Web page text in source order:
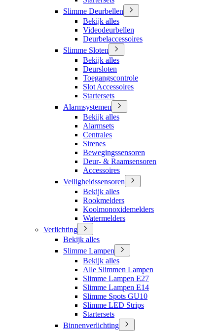
Slimme Deurbellen
Bekijk alles
Videodeurbellen
Deurbelaccessoires
Slimme Sloten
Bekijk alles
Deursloten
Toegangscontrole
Slot Accessoires
Startersets
Alarmsystemen
Bekijk alles
Alarmsets
Centrales
Sirenes
Bewegingssensoren
Deur- & Raamsensoren
Accessoires
Veiligheidssensoren
Bekijk alles
Rookmelders
Koolmonoxidemelders
Watermelders
Verlichting
Bekijk alles
Slimme Lampen
Bekijk alles
Alle Slimmen Lampen
Slimme Lampen E27
Slimme Lampen E14
Slimme Spots GU10
Slimme LED Strips
Startersets
Binnenverlichting